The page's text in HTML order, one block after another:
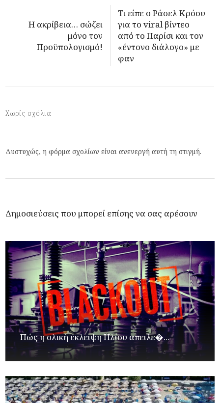
Η ακρίβεια… σώζει
μόνο τον
Προϋπολογισμό!
Τι είπε ο Ράσελ Κρόου
για το viral βίντεο
από το Παρίσι και τον
«έντονο διάλογο» με
φαν
Χωρίς σχόλια
Δυστυχώς, η φόρμα σχολίων είναι ανενεργή αυτή τη στιγμή.
Δημοσιεύσεις που μπορεί επίσης να σας αρέσουν
Πώς η ολική έκλειψη Ηλίου απειλε�...